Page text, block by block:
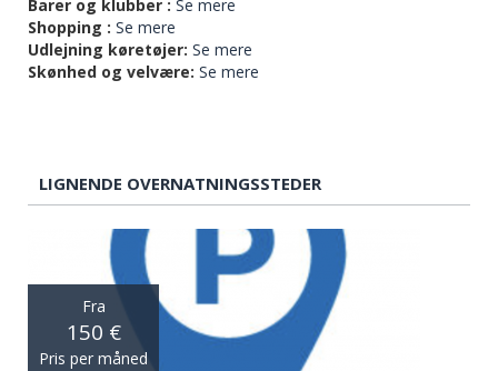
Barer og klubber : Se mere
Shopping : Se mere
Udlejning køretøjer: Se mere
Skønhed og velvære: Se mere
LIGNENDE OVERNATNINGSSTEDER
Fra
150 €
Pris per måned